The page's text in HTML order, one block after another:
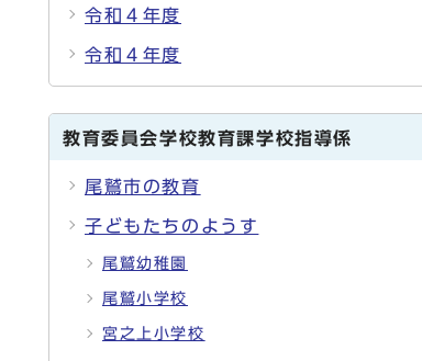
令和４年度
令和４年度
教育委員会学校教育課学校指導係
尾鷲市の教育
子どもたちのようす
尾鷲幼稚園
尾鷲小学校
宮之上小学校